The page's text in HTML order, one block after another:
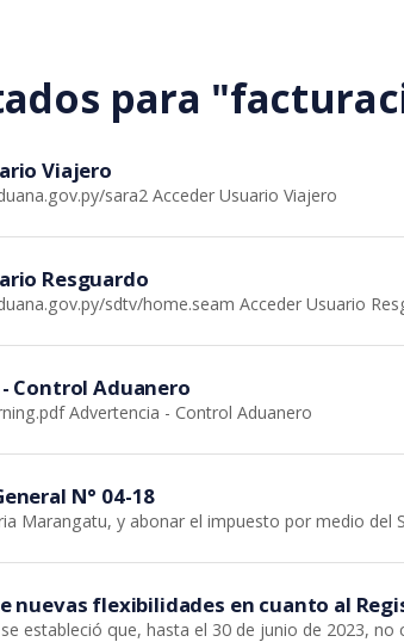
para
Viajero
sara2 Acceder Usuario Viajero
Resguardo
sdtv/home.seam Acceder Usuario
Control Aduanero
Advertencia - Control Aduanero
N° 04-18
Marangatu, y abonar el impuesto por medio del
nuevas flexibilidades en cuanto al
estableció que, hasta el 30 de junio de 2023,